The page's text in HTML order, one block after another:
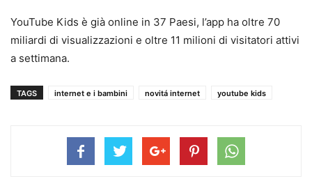
YouTube Kids è già online in 37 Paesi, l’app ha oltre 70
miliardi di visualizzazioni e oltre 11 milioni di visitatori attivi
a settimana.
TAGS internet e i bambini novitá internet youtube kids